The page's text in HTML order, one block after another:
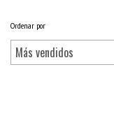
Inicio / ACCESORIOS APPLE
Ordenar por